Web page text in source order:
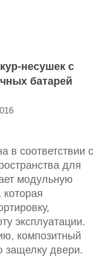
несушек с
батарей
в соответствии с
для
модульную
эксплуатации.
композитный
защелку двери.